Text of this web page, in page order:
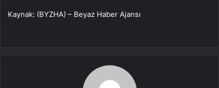
Kaynak: (BYZHA) – Beyaz Haber Ajansı